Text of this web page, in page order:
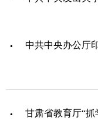
甘肃省教育厅“